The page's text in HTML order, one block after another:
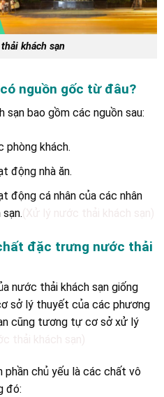
khách sạn
nguồn gốc từ đâu?
sạn bao gồm các nguồn sau:
phòng khách.
động nhà ăn.
động cá nhân của các nhân
đặc trưng nước thải
nước thải khách sạn giống
sở lý thuyết của các phương
cũng tương tự cơ sở xử lý
phần chủ yếu là các chất vô
đó: